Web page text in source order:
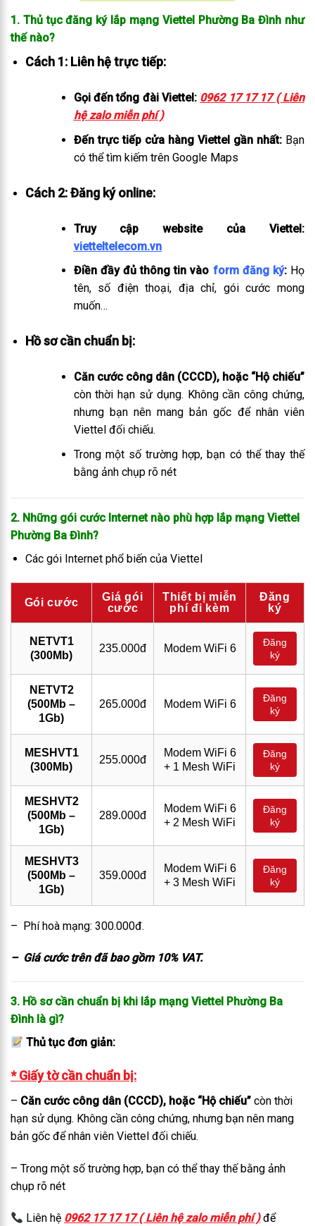
1. Thủ tục đăng ký lắp mạng Viettel Phường Ba Đình như
thế nào?
Cách 1: Liên hệ trực tiếp:
Gọi đến tổng đài Viettel: 0962 17 17 17 ( Liên
hệ zalo miễn phí )
Đến trực tiếp cửa hàng Viettel gần nhất:Bạn
có thể tìm kiếm trên Google Maps
Cách 2: Đăng ký online:
Truy cập website của Viettel:
vietteltelecom.vn
Điền đầy đủ thông tin vào form đăng ký: Họ
tên, số điện thoại, địa chỉ, gói cước mong
muốn…
Hồ sơ cần chuẩn bị:
Căn cước công dân (CCCD), hoặc “Hộ chiếu”
còn thời hạn sử dụng. Không cần công chứng,
nhưng bạn nên mang bản gốc để nhân viên
Viettel đối chiếu.
Trong một số trường hợp, bạn có thể thay thế
bằng ảnh chụp rõ nét
2. Những gói cước Internet nào phù hợp lắp mạng Viettel
Phường Ba Đình?
Các gói Internet phổ biến của Viettel
Gói cước
Giá gói
cước
Thiết bị miễn
phí đi kèm
Đăng
ký
NETVT1
(300Mb)
235.000đ Modem WiFi 6
Đăng
ký
NETVT2
(500Mb –
1Gb)
265.000đ Modem WiFi 6
Đăng
ký
MESHVT1
(300Mb)
255.000đ
Modem WiFi 6
+ 1 Mesh WiFi
Đăng
ký
MESHVT2
(500Mb –
1Gb)
289.000đ
Modem WiFi 6
+ 2 Mesh WiFi
Đăng
ký
MESHVT3
(500Mb –
1Gb)
359.000đ
Modem WiFi 6
+ 3 Mesh WiFi
Đăng
ký
– Phí hoà mạng: 300.000đ.
– Giá cước trên đã bao gồm 10% VAT.
3. Hồ sơ cần chuẩn bị khi lắp mạng Viettel Phường Ba
Đình là gì?
Thủ tục đơn giản:
* Giấy tờ cần chuẩn bị:
– Căn cước công dân (CCCD), hoặc “Hộ chiếu” còn thời
hạn sử dụng. Không cần công chứng, nhưng bạn nên mang
bản gốc để nhân viên Viettel đối chiếu.
– Trong một số trường hợp, bạn có thể thay thế bằng ảnh
chụp rõ nét
Liên hệ 0962 17 17 17 ( Liên hệ zalo miễn phí ) để